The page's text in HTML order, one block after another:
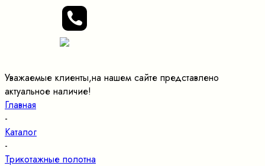
Уважаемые клиенты,на нашем сайте представлено
актуальное наличие!
Главная
-
Каталог
-
Трикотажные полотна